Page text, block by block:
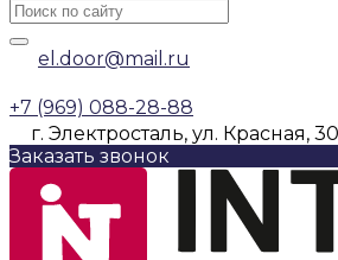
el.door@mail.ru
+7 (969) 088-28-88
г. Электросталь, ул. Красная,
Заказать звонок